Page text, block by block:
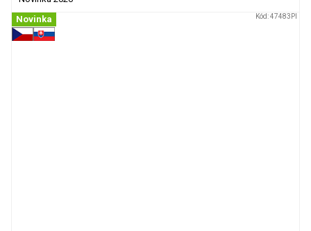
Novinka Kód:47483PI